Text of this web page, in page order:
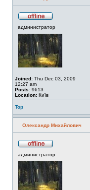
администратор
Joined: Thu Dec 03, 2009
12:27 am
Posts: 9613
Location: Київ
Top
Олександр Михайлович
администратор